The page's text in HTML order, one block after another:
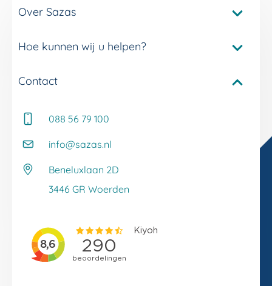
Over Sazas
Pakketvergelijker Sazas
Onze verzuimdiensten
Onze klantverhalen
Werken bij Sazas
Hoe kunnen wij u helpen?
Service en contact
Whitepapers
Kennisbank
Veelgestelde vragen
Contact
088 56 79 100
info@sazas.nl
Beneluxlaan 2D
3446 GR Woerden